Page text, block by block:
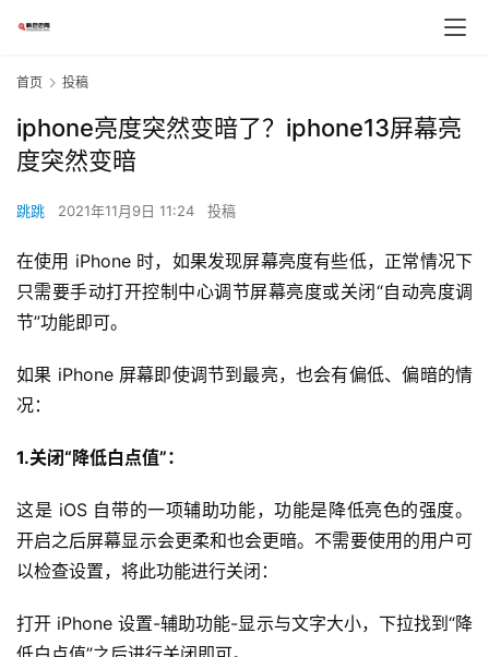
首页 投稿
iphone亮度突然变暗了？iphone13屏幕亮
度突然变暗
跳跳 2021年11月9日 11:24 投稿
在使用 iPhone 时，如果发现屏幕亮度有些低，正常情况下
只需要手动打开控制中心调节屏幕亮度或关闭“自动亮度调
节”功能即可。
如果 iPhone 屏幕即使调节到最亮，也会有偏低、偏暗的情
况：
1.关闭“降低白点值”：
这是 iOS 自带的一项辅助功能，功能是降低亮色的强度。
开启之后屏幕显示会更柔和也会更暗。不需要使用的用户可
以检查设置，将此功能进行关闭：
打开 iPhone 设置-辅助功能-显示与文字大小，下拉找到“降